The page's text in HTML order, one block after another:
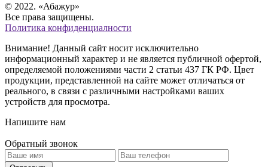
© 2022. «Абажур»
Все права защищены.
Политика конфиденциалности
Внимание! Данный сайт носит исключительно
информационный характер и не является публичной офертой,
определяемой положениями части 2 статьи 437 ГК РФ. Цвет
продукции, представленной на сайте может отличаться от
реального, в связи с различными настройками ваших
устройств для просмотра.
Напишите нам
Обратный звонок